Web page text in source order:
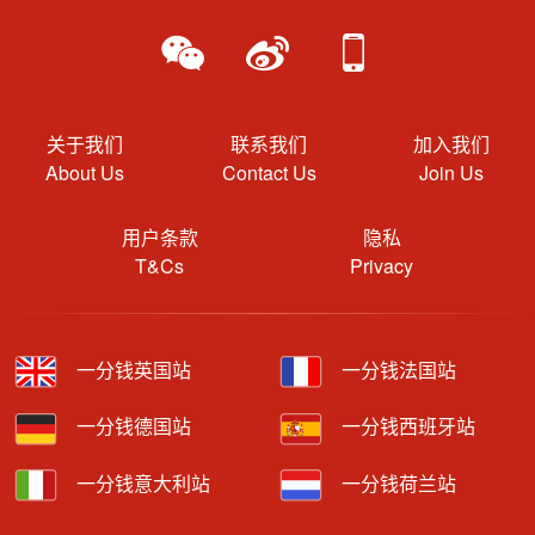
关于我们
About Us
联系我们
Contact Us
加入我们
Join Us
用户条款
T&Cs
隐私
Privacy
一分钱英国站 一分钱法国站
一分钱德国站 一分钱西班牙站
一分钱意大利站 一分钱荷兰站